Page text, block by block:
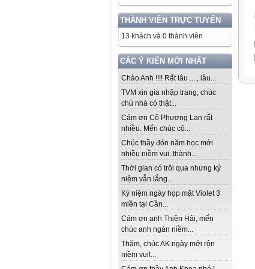
THÀNH VIÊN TRỰC TUYẾN
13 khách và 0 thành viên
CÁC Ý KIẾN MỚI NHẤT
Chào Anh !!!! Rất lâu ...., lâu...
TVM xin gia nhập trang, chúc
chủ nhà có thật...
Cám ơn Cô Phương Lan rất
nhiều. Mến chúc cô...
Chúc thầy đón năm học mới
nhiều niềm vui, thành...
Thời gian có trôi qua nhưng kỷ
niệm vẫn lắng...
Kỷ niệm ngày họp mặt Violet 3
miền tại Cần...
Cám ơn anh Thiện Hải, mến
chúc anh ngàn niềm...
Thăm, chúc AK ngày mới rộn
niềm vui!...